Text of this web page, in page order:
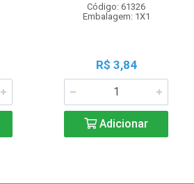
Código: 61326
Embalagem: 1X1
R$ 3,84
Adicionar